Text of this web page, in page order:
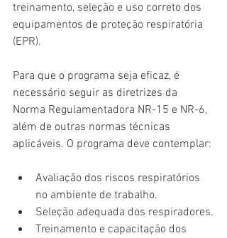
treinamento, seleção e uso correto dos
equipamentos de proteção respiratória
(EPR).
Para que o programa seja eficaz, é
necessário seguir as diretrizes da
Norma Regulamentadora NR-15 e NR-6,
além de outras normas técnicas
aplicáveis. O programa deve contemplar:
Avaliação dos riscos respiratórios
no ambiente de trabalho.
Seleção adequada dos respiradores.
Treinamento e capacitação dos